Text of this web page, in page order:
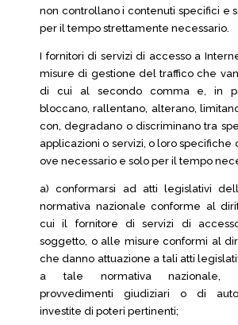
non controllano i contenuti specifici e
per il tempo strettamente necessario.
I fornitori di servizi di accesso a
misure di gestione del traffico che
di cui al secondo comma e, in
bloccano, rallentano, alterano,
con, degradano o discriminano tra
applicazioni o servizi, o loro specifiche
ove necessario e solo per il tempo
a) conformarsi ad atti legislativi
normativa nazionale conforme al
cui il fornitore di servizi di
soggetto, o alle misure conformi al
che danno attuazione a tali atti
a tale normativa nazionale,
provvedimenti giudiziari o di
investite di poteri pertinenti;